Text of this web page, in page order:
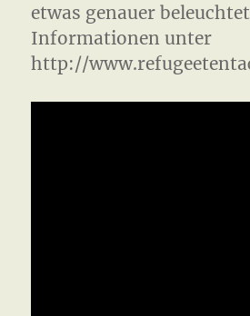
etwas genauer
Informationen unter
http://